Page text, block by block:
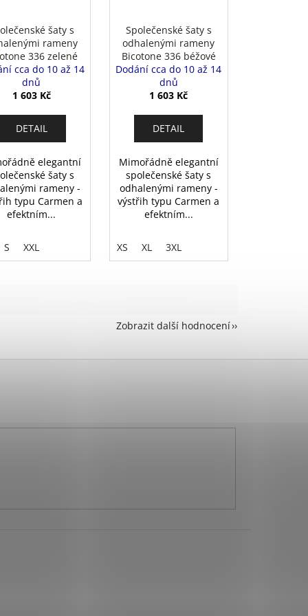
šaty s
rameny
336 zelené
cca do 10 až 14
dnů
1 603 Kč
DETAIL
elegantní
šaty s
rameny -
typu Carmen a
efektním...
S XXL
Společenské šaty s
odhalenými rameny
Bicotone 336 béžové
Dodání cca do 10 až 14
dnů
1 603 Kč
DETAIL
Mimořádně elegantní
společenské šaty s
odhalenými rameny -
výstřih typu Carmen a
efektním...
XS XL 3XL
Zobrazit další hodnocení